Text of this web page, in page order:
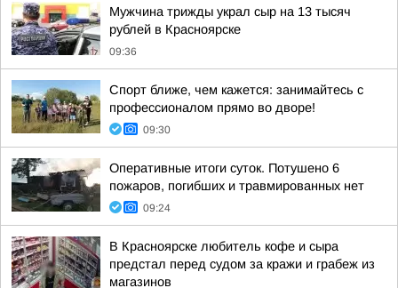
Мужчина трижды украл сыр на 13 тысяч
рублей в Красноярске
09:36
Спорт ближе, чем кажется: занимайтесь с
профессионалом прямо во дворе!
09:30
Оперативные итоги суток. Потушено 6
пожаров, погибших и травмированных нет
09:24
В Красноярске любитель кофе и сыра
предстал перед судом за кражи и грабеж из
магазинов